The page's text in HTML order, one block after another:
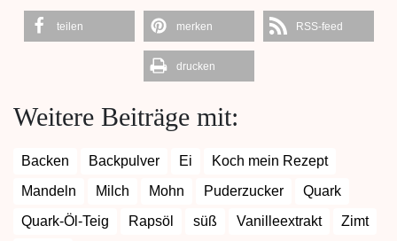
teilen merken RSS-feed
drucken
Weitere Beiträge mit:
Backen Backpulver Ei
Koch mein Rezept
Mandeln
Milch Mohn Puderzucker
Quark
Quark-Öl-Teig
Rapsöl süß Vanilleextrakt
Zimt